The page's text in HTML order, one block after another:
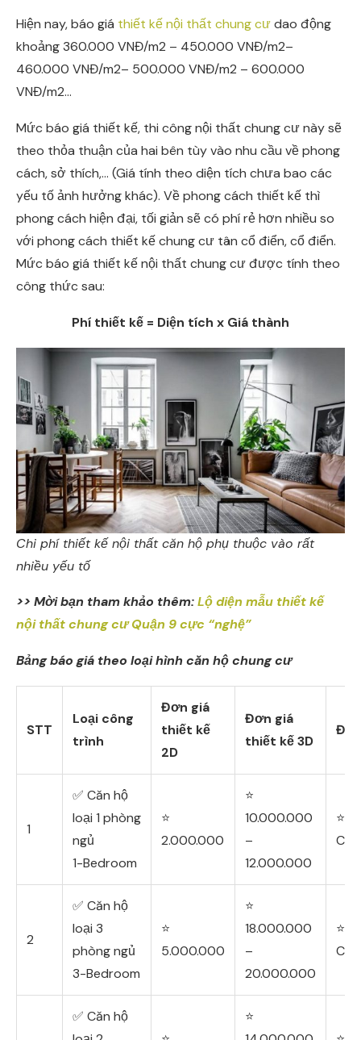
Hiện nay, báo giá thiết kế nội thất chung cưdao động
khoảng 360.000 VNĐ/m2 – 450.000 VNĐ/m2–
460.000 VNĐ/m2– 500.000 VNĐ/m2 – 600.000
VNĐ/m2…
Mức báo giá thiết kế, thi công nội thất chung cư này sẽ
theo thỏa thuận của hai bên tùy vào nhu cầu về phong
cách, sở thích,… (Giá tính theo diện tích chưa bao các
yếu tố ảnh hưởng khác). Về phong cách thiết kế thì
phong cách hiện đại, tối giản sẽ có phí rẻ hơn nhiều so
với phong cách thiết kế chung cư tân cổ điển, cổ điển.
Mức báo giá thiết kế nội thất chung cư được tính theo
công thức sau:
Phí thiết kế = Diện tích x Giá thành
Chi phí thiết kế nội thất căn hộ phụ thuộc vào rất
nhiều yếu tố
>> Mời bạn tham khảo thêm:Lộ diện mẫu thiết kế
nội thất chung cư Quận 9 cực “nghệ”
Bảng báo giá theo loại hình căn hộ chung cư
STT
Loại công
trình
Đơn giá
thiết kế
2D
Đơn giá
thiết kế 3D
1
✅ Căn hộ
loại 1 phòng
ngủ
1-Bedroom
⭐
2.000.000
⭐
10.000.000
–
12.000.000
⭐
2
✅ Căn hộ
loại 3
phòng ngủ
3-Bedroom
⭐
5.000.000
⭐
18.000.000
–
20.000.000
⭐
✅ Căn hộ
⭐